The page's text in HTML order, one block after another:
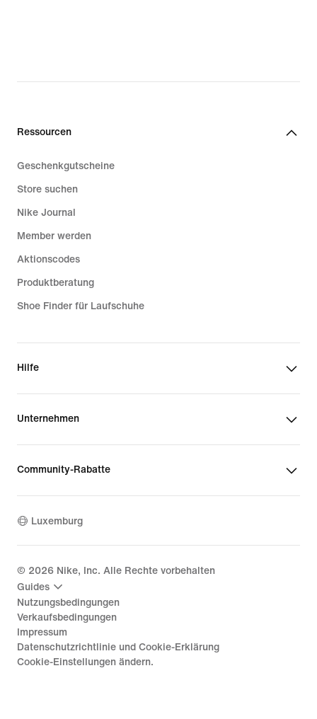
Ressourcen
Geschenkgutscheine
Store suchen
Nike Journal
Member werden
Aktionscodes
Produktberatung
Shoe Finder für Laufschuhe
Hilfe
Unternehmen
Community-Rabatte
Luxemburg
© 2026 Nike, Inc. Alle Rechte vorbehalten
Guides
Nutzungsbedingungen
Verkaufsbedingungen
Impressum
Datenschutzrichtlinie und Cookie-Erklärung
Cookie-Einstellungen ändern.